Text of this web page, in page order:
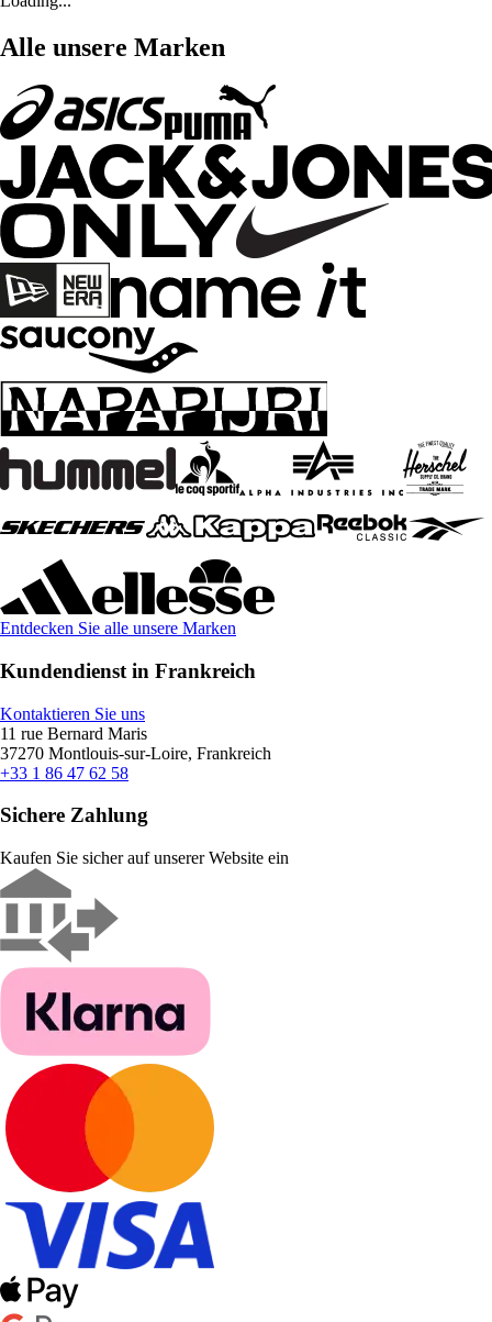
Alle unsere Marken
Entdecken Sie alle unsere Marken
Kundendienst in Frankreich
Kontaktieren Sie uns
11 rue Bernard Maris
37270 Montlouis-sur-Loire, Frankreich
+33 1 86 47 62 58
Sichere Zahlung
Kaufen Sie sicher auf unserer Website ein